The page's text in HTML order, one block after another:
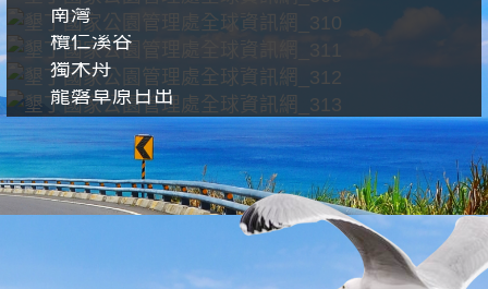
南灣
欖仁溪谷
獨木舟
龍磐草原日出